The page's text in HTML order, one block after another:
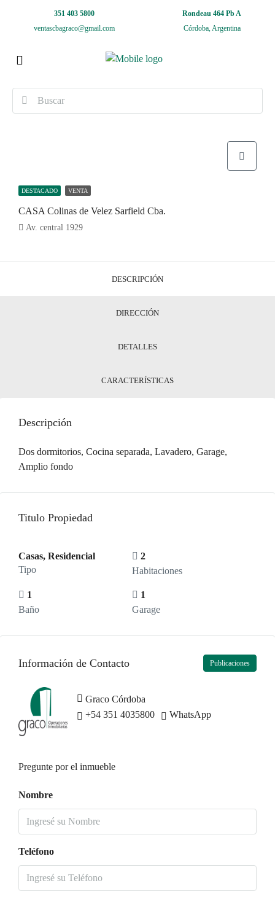
351 403 5800
ventascbagraco@gmail.com
Rondeau 464 Pb A
Córdoba, Argentina
DESTACADO VENTA
CASA Colinas de Velez Sarfield Cba.
Av. central 1929
DESCRIPCIÓN
DIRECCIÓN
DETALLES
CARACTERÍSTICAS
Descripción
Dos dormitorios, Cocina separada, Lavadero, Garage,
Amplio fondo
Titulo Propiedad
Casas, Residencial
Tipo
2
Habitaciones
1
Baño
1
Garage
Información de Contacto Publicaciones
Graco Córdoba
+54 351 4035800
WhatsApp
Pregunte por el inmueble
Nombre
Teléfono